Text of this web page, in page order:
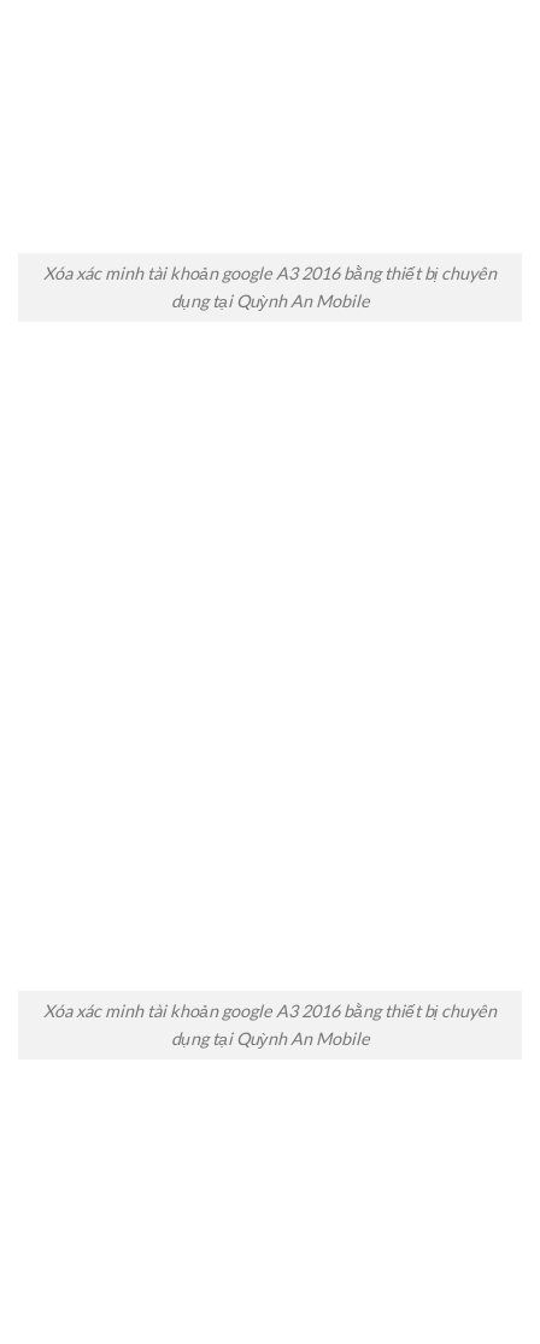
Xóa xác minh tài khoản google A3 2016 bằng thiết bị chuyên
dụng tại Quỳnh An Mobile
Xóa xác minh tài khoản google A3 2016 bằng thiết bị chuyên
dụng tại Quỳnh An Mobile